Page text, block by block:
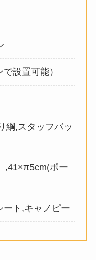
設置可能）
綱,スタッフバッ
,41×π5cm(ポー
ート,キャノピー